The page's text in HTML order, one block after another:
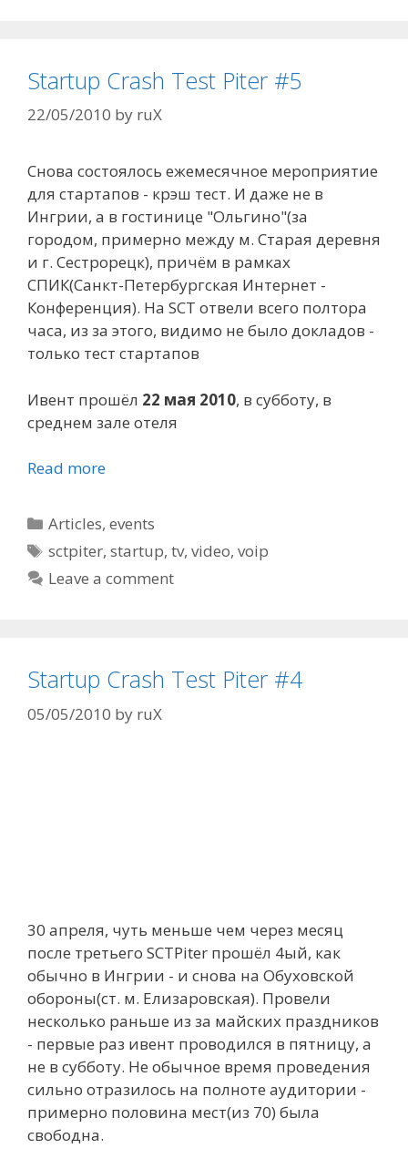
Startup Crash Test Piter #5
22/05/2010 by ruX
Снова состоялось ежемесячное мероприятие
для стартапов - крэш тест. И даже не в
Ингрии, а в гостинице "Ольгино"(за
городом, примерно между м. Старая деревня
и г. Сестрорецк), причём в рамках
СПИК(Санкт-Петербургская Интернет -
Конференция). На SCT отвели всего полтора
часа, из за этого, видимо не было докладов -
только тест стартапов
Ивент прошёл 22 мая 2010, в субботу, в
среднем зале отеля
Read more
Categories
Articles,events
Tags
sctpiter,startup,tv,video,voip
Leave a comment
Startup Crash Test Piter #4
05/05/2010 by ruX
30 апреля, чуть меньше чем через месяц
после третьего SCTPiter прошёл 4ый, как
обычно в Ингрии - и снова на Обуховской
обороны(ст. м. Елизаровская). Провели
несколько раньше из за майских праздников
- первые раз ивент проводился в пятницу, а
не в субботу. Не обычное время проведения
сильно отразилось на полноте аудитории -
примерно половина мест(из 70) была
свободна.